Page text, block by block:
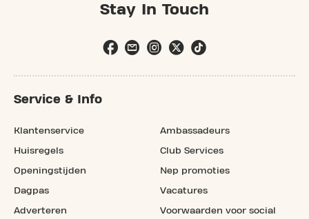
Stay In Touch
Service & Info
Klantenservice
Huisregels
Openingstijden
Dagpas
Adverteren
Ambassadeurs
Club Services
Nep promoties
Vacatures
Voorwaarden voor social